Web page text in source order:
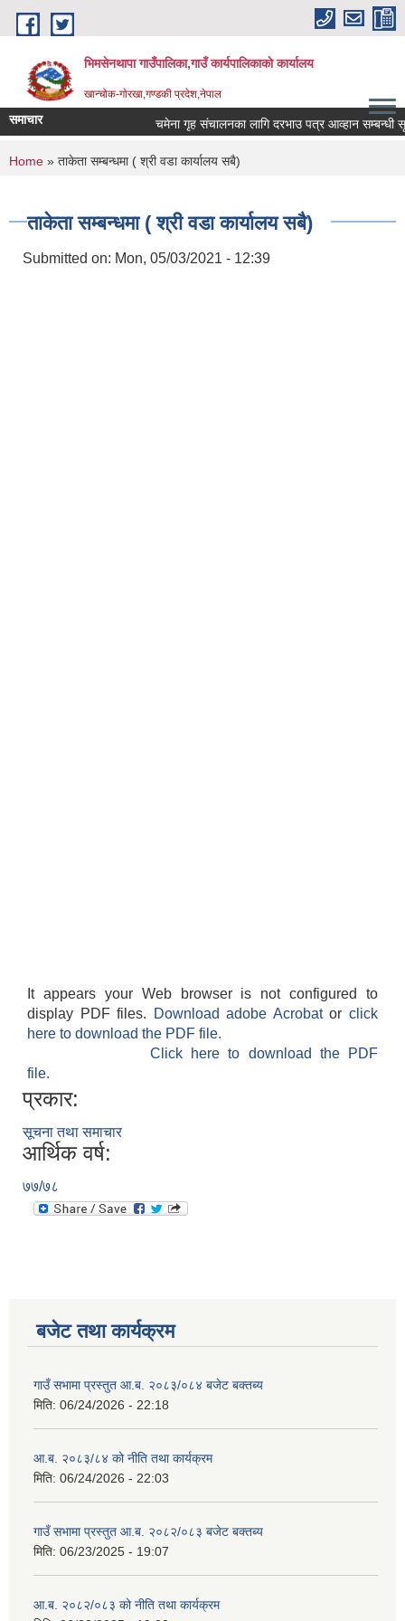
Skip to main content
भिमसेनथापा गाउँपालिका,गाउँ कार्यपालिकाकाे कार्यालय
खान्चोक-गाेरखा,गण्डकी प्रदेश,नेपाल
समाचार चमेना गृह संचालनका लागि दरभाउ पत्र आव्हान सम्बन्धी
You are here
Home » ताकेता सम्बन्धमा ( श्री वडा कार्यालय सबै)
ताकेता सम्बन्धमा ( श्री वडा कार्यालय सबै)
Submitted on: Mon, 05/03/2021 - 12:39
It appears your Web browser is not configured to
display PDF files.
Download adobe Acrobatorclick
here to download the PDF file.
Click here to download the PDF
file.
प्रकार:
सूचना तथा समाचार
आर्थिक वर्ष:
७७/७८
बजेट तथा कार्यक्रम
गाउँ सभामा प्रस्तुत आ.ब. २०८३/०८४ बजेट बक्तब्य
मिति: 06/24/2026 - 22:18
आ.ब. २०८३/८४ को नीति तथा कार्यक्रम
मिति: 06/24/2026 - 22:03
गाउँ सभामा प्रस्तुत आ.ब. २०८२/०८३ बजेट बक्तब्य
मिति: 06/23/2025 - 19:07
आ.ब. २०८२/०८३ को नीति तथा कार्यक्रम